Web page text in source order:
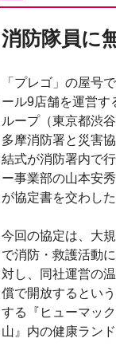
消防隊員に
「プレゴ」の屋号
ール9店舗を運営す
ループ（東京都渋
多摩消防署と災害
結式が消防署内で
ー事業部の山本安
が協定書を交わした
今回の協定は、大
で消防・救護活動
対し、同社運営の
償で開放するとい
する『ヒューマッ
山』内の健康ラン